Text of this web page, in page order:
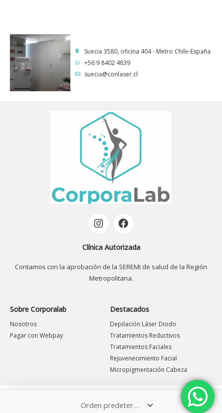
Suecia 3580, oficina 404 - Metro Chile-España
+56 9 8402 4839
suecia@conlaser.cl
Clínica Autorizada
Contamos con la aprobación de la SEREMI de salud de la Región
Metropolitana.
Sobre Corporalab
Nosotros
Pagar con Webpay
Destacados
Depilación Láser Diodo
Tratamientos Reductivos
Tratamientos Faciales
Rejuvenecimiento Facial
Micropigmentación Cabeza
ÑUÑOA PROVIDENCIA